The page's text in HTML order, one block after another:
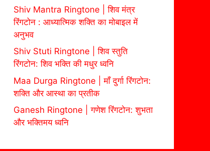
Shiv Mantra Ringtone | शिव मंत्र
रिंगटोन : आध्यात्मिक शक्ति का मोबाइल में
अनुभव
Shiv Stuti Ringtone | शिव स्तुति
रिंगटोन: शिव भक्ति की मधुर ध्वनि
Maa Durga Ringtone | माँ दुर्गा रिंगटोन:
शक्ति और आस्था का प्रतीक
Ganesh Ringtone | गणेश रिंगटोन: शुभता
और भक्तिमय ध्वनि